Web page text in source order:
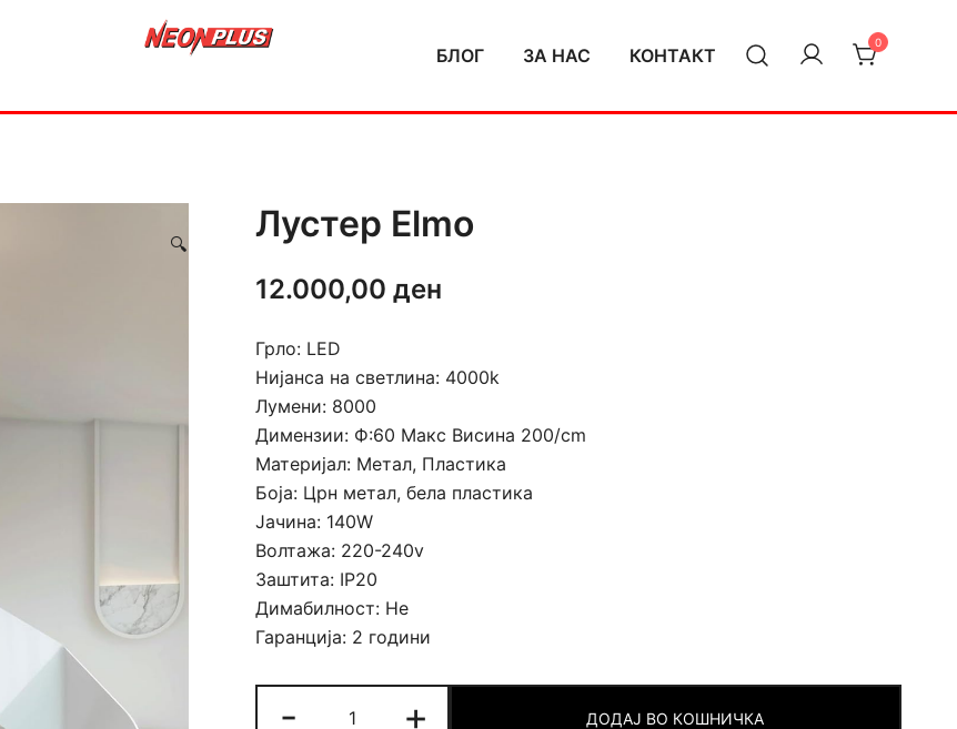
БЛОГ ЗА НАС КОНТАКТ
0
🔍 Лустер Elmo
12.000,00 ден
Грло: LED
Нијанса на светлина: 4000k
Лумени: 8000
Димензии: Ф:60 Макс Висина 200/cm
Материјал: Метал, Пластика
Боја: Црн метал, бела пластика
Јачина: 140W
Волтажа: 220-240v
Заштита: IP20
Димабилност: Не
Гаранција: 2 години
- + ДОДАЈ ВО КОШНИЧКА